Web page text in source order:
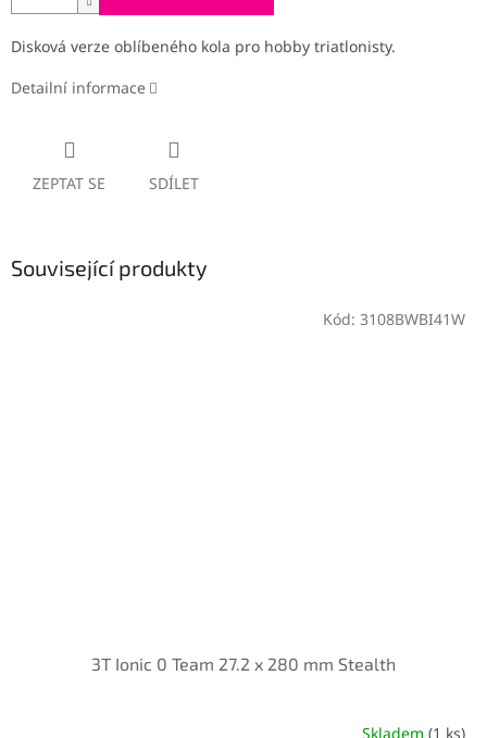
Disková verze oblíbeného kola pro hobby triatlonisty.
Detailní informace
ZEPTAT SE SDÍLET
Související produkty
3T Ionic 0 Team 27.2 x 280 mm Stealth
Skladem (1 ks)
Kód: 3108BWBI41W